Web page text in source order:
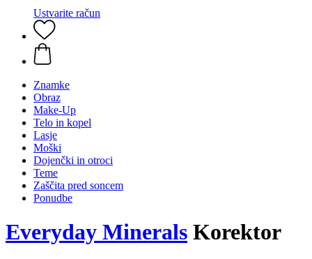
Ustvarite račun
Znamke
Obraz
Make-Up
Telo in kopel
Lasje
Moški
Dojenčki in otroci
Teme
Zaščita pred soncem
Ponudbe
Everyday Minerals Korektor